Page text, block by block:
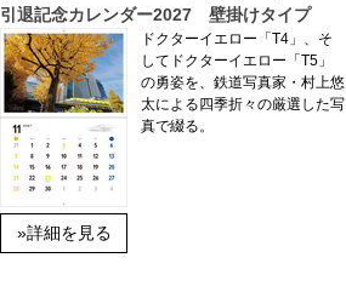
引退記念カレンダー2027 壁掛けタイプ
»詳細を見る
ドクターイエロー「T4」、そ
してドクターイエロー「T5」
の勇姿を、鉄道写真家・村上悠
太による四季折々の厳選した写
真で綴る。